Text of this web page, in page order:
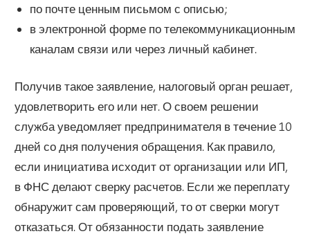
по почте ценным письмом с описью;
в электронной форме по телекоммуникационным
каналам связи или через личный кабинет.
Получив такое заявление, налоговый орган решает,
удовлетворить его или нет. О своем решении
служба уведомляет предпринимателя в течение 10
дней со дня получения обращения. Как правило,
если инициатива исходит от организации или ИП,
в ФНС делают сверку расчетов. Если же переплату
обнаружит сам проверяющий, то от сверки могут
отказаться. От обязанности подать заявление